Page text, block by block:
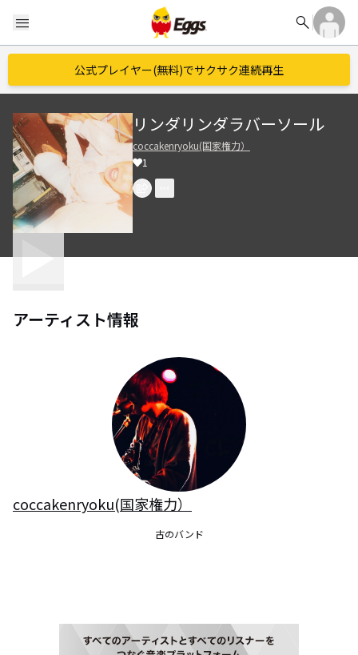
menu search
公式プレイヤー(無料)でサクサク連続再生
リンダリンダラバーソール
coccakenryoku(国家権力）
1
アーティスト情報
coccakenryoku(国家権力）
古のバンド